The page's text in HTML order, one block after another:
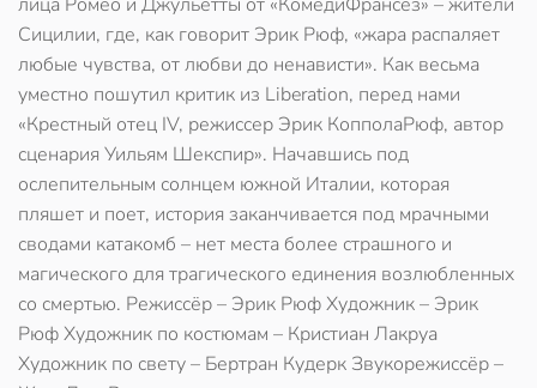
Сицилии, где, как говорит Эрик Рюф, «жара распаляет
любые чувства, от любви до ненависти». Как весьма
уместно пошутил критик из Liberation, перед нами
«Крестный отец IV, режиссер Эрик КопполаРюф, автор
сценария Уильям Шекспир». Начавшись под
ослепительным солнцем южной Италии, которая
пляшет и поет, история заканчивается под мрачными
сводами катакомб – нет места более страшного и
магического для трагического единения возлюбленных
со смертью. Режиссёр – Эрик Рюф Художник – Эрик
Рюф Художник по костюмам – Кристиан Лакруа
Художник по свету – Бертран Кудерк Звукорежиссёр –